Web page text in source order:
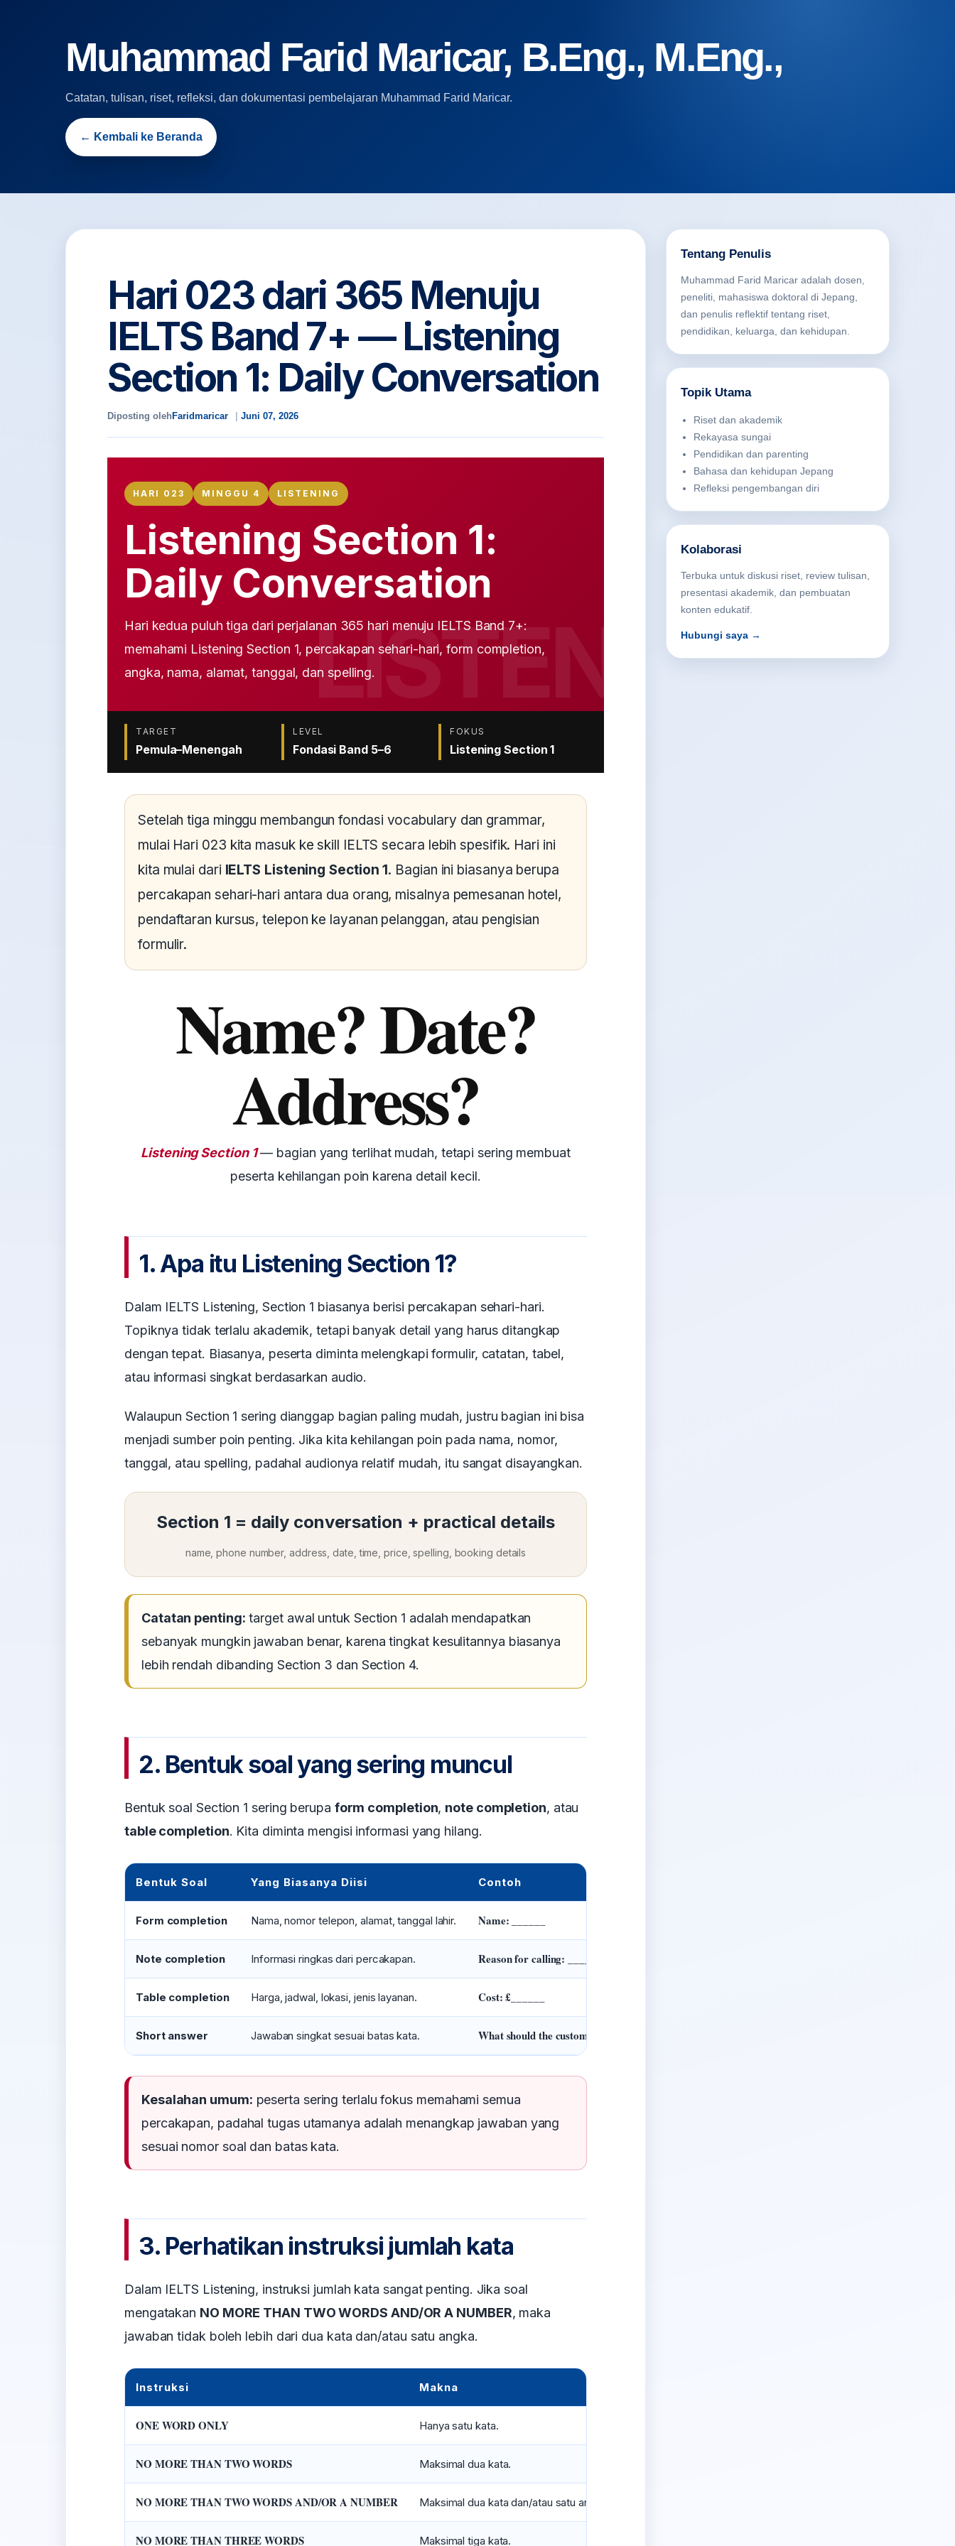
Muhammad Farid Maricar, B.Eng., M.Eng.,
Catatan, tulisan, riset, refleksi, dan dokumentasi pembelajaran Muhammad Farid Maricar.
← Kembali ke Beranda
Hari 023 dari 365 Menuju
IELTS Band 7+ — Listening
Section 1: Daily Conversation
Diposting oleh Faridmaricar Juni 07, 2026
HARI 023 MINGGU 4 LISTENING
Listening Section 1:
Daily Conversation
Hari kedua puluh tiga dari perjalanan 365 hari menuju IELTS Band 7+:
memahami Listening Section 1, percakapan sehari-hari, form completion,
angka, nama, alamat, tanggal, dan spelling.
TARGET
Pemula–Menengah
LEVEL
Fondasi Band 5–6
FOKUS
Listening Section 1
Setelah tiga minggu membangun fondasi vocabulary dan grammar,
mulai Hari 023 kita masuk ke skill IELTS secara lebih spesifik. Hari ini
kita mulai dari IELTS Listening Section 1. Bagian ini biasanya berupa
percakapan sehari-hari antara dua orang, misalnya pemesanan hotel,
pendaftaran kursus, telepon ke layanan pelanggan, atau pengisian
formulir.
Name? Date?
Address?
Listening Section 1— bagian yang terlihat mudah, tetapi sering membuat
peserta kehilangan poin karena detail kecil.
1. Apa itu Listening Section 1?
Dalam IELTS Listening, Section 1 biasanya berisi percakapan sehari-hari.
Topiknya tidak terlalu akademik, tetapi banyak detail yang harus ditangkap
dengan tepat. Biasanya, peserta diminta melengkapi formulir, catatan, tabel,
atau informasi singkat berdasarkan audio.
Walaupun Section 1 sering dianggap bagian paling mudah, justru bagian ini bisa
menjadi sumber poin penting. Jika kita kehilangan poin pada nama, nomor,
tanggal, atau spelling, padahal audionya relatif mudah, itu sangat disayangkan.
Section 1 = daily conversation + practical details
name, phone number, address, date, time, price, spelling, booking details
Catatan penting: target awal untuk Section 1 adalah mendapatkan
sebanyak mungkin jawaban benar, karena tingkat kesulitannya biasanya
lebih rendah dibanding Section 3 dan Section 4.
2. Bentuk soal yang sering muncul
Bentuk soal Section 1 sering berupa form completion, note completion, atau
table completion. Kita diminta mengisi informasi yang hilang.
Bentuk Soal Yang Biasanya Diisi Contoh
Form completion Nama, nomor telepon, alamat, tanggal lahir. Name: ______
Note completion Informasi ringkas dari percakapan. Reason for calling: ______
Table completion Harga, jadwal, lokasi, jenis layanan. Cost: £______
Short answer Jawaban singkat sesuai batas kata. What should the customer bring?
Kesalahan umum: peserta sering terlalu fokus memahami semua
percakapan, padahal tugas utamanya adalah menangkap jawaban yang
sesuai nomor soal dan batas kata.
3. Perhatikan instruksi jumlah kata
Dalam IELTS Listening, instruksi jumlah kata sangat penting. Jika soal
mengatakan NO MORE THAN TWO WORDS AND/OR A NUMBER, maka
jawaban tidak boleh lebih dari dua kata dan/atau satu angka.
Instruksi Makna
ONE WORD ONLY Hanya satu kata.
NO MORE THAN TWO WORDS Maksimal dua kata.
NO MORE THAN TWO WORDS AND/OR A NUMBER Maksimal dua kata dan/atau satu angka.
NO MORE THAN THREE WORDS Maksimal tiga kata.
Tentang Penulis
Muhammad Farid Maricar adalah dosen,
peneliti, mahasiswa doktoral di Jepang,
dan penulis reflektif tentang riset,
pendidikan, keluarga, dan kehidupan.
Topik Utama
Riset dan akademik
Rekayasa sungai
Pendidikan dan parenting
Bahasa dan kehidupan Jepang
Refleksi pengembangan diri
Kolaborasi
Terbuka untuk diskusi riset, review tulisan,
presentasi akademik, dan pembuatan
konten edukatif.
Hubungi saya →